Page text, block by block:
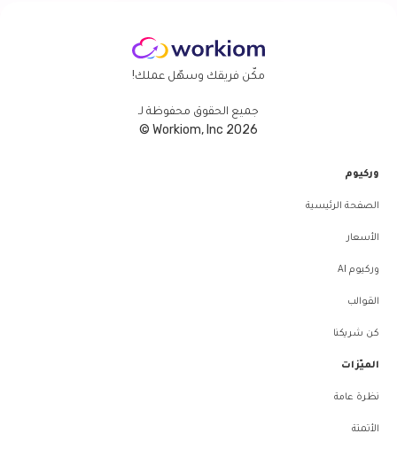
مكّن فريقك وسهّل عملك!
جميع الحقوق محفوظة لـ
Workiom, Inc 2026 ©
وركيوم
الصفحة الرئيسية
الأسعار
وركيوم AI
القوالب
كن شريكنا
الميّزات
نظرة عامة
الأتمتة